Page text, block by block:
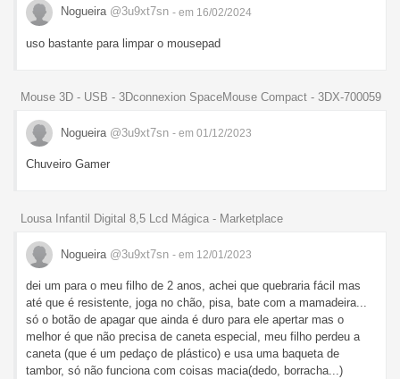
Nogueira @3u9xt7sn - em 16/02/2024
uso bastante para limpar o mousepad
Mouse 3D - USB - 3Dconnexion SpaceMouse Compact - 3DX-700059
Nogueira @3u9xt7sn - em 01/12/2023
Chuveiro Gamer
Lousa Infantil Digital 8,5 Lcd Mágica - Marketplace
Nogueira @3u9xt7sn - em 12/01/2023
dei um para o meu filho de 2 anos, achei que quebraria fácil mas
até que é resistente, joga no chão, pisa, bate com a mamadeira...
só o botão de apagar que ainda é duro para ele apertar mas o
melhor é que não precisa de caneta especial, meu filho perdeu a
caneta (que é um pedaço de plástico) e usa uma baqueta de
tambor, só não funciona com coisas macia(dedo, borracha...)